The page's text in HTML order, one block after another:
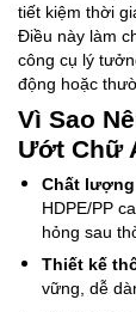
tiết kiệm thời
Điều này làm
công cụ lý
động hoặc
Vì Sao
Ướt Chữ
Chất
HDPE/PP
hỏng sau
Thiết kế
vững, dễ